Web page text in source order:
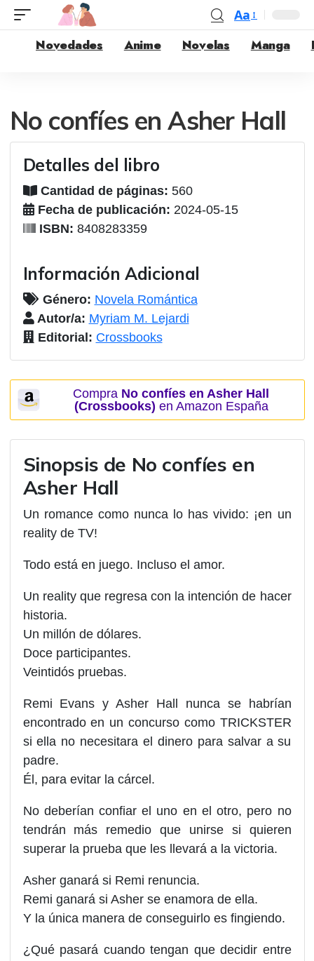
Aa
Novedades
Anime Novelas Manga
No confíes en Asher Hall
Detalles del libro
Cantidad de páginas: 560
Fecha de publicación: 2024-05-15
ISBN: 8408283359
Información Adicional
Género: Novela Romántica
Autor/a: Myriam M. Lejardi
Editorial: Crossbooks
Compra No confíes en Asher Hall
(Crossbooks) en Amazon España
Sinopsis de No confíes en
Asher Hall
Un romance como nunca lo has vivido: ¡en un
reality de TV!
Todo está en juego. Incluso el amor.
Un reality que regresa con la intención de hacer
historia.
Un millón de dólares.
Doce participantes.
Veintidós pruebas.
Remi Evans y Asher Hall nunca se habrían
encontrado en un concurso como TRICKSTER
si ella no necesitara el dinero para salvar a su
padre.
Él, para evitar la cárcel.
No deberían confiar el uno en el otro, pero no
tendrán más remedio que unirse si quieren
superar la prueba que les llevará a la victoria.
Asher ganará si Remi renuncia.
Remi ganará si Asher se enamora de ella.
Y la única manera de conseguirlo es fingiendo.
¿Qué pasará cuando tengan que decidir entre